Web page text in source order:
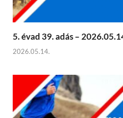
5. évad 39. adás –
2026.05.14.